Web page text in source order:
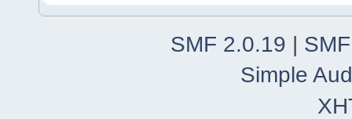
SMF 2.0.19 |
Simple